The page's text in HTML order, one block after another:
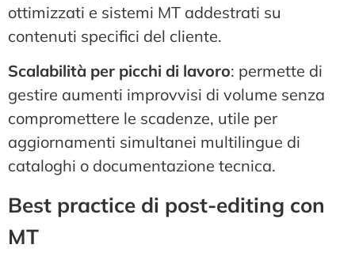
ottimizzati e sistemi MT addestrati su
contenuti specifici del cliente.
Scalabilità per picchi di lavoro: permette di
gestire aumenti improvvisi di volume senza
compromettere le scadenze, utile per
aggiornamenti simultanei multilingue di
cataloghi o documentazione tecnica.
Best practice di post-editing con
MT